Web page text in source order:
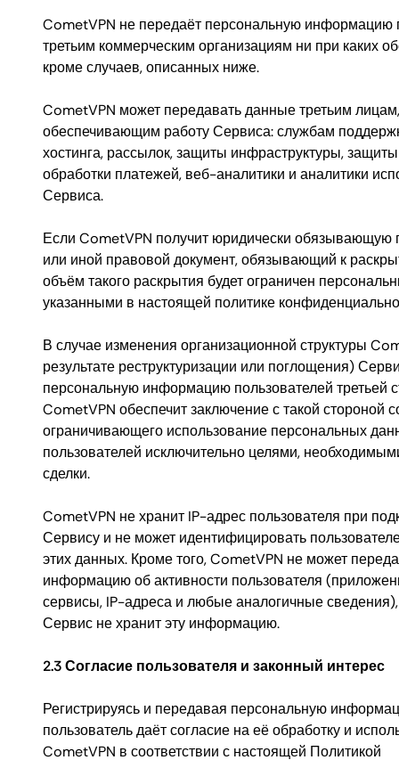
CometVPN не передаёт персональную информацию
третьим коммерческим организациям ни при каких
кроме случаев, описанных ниже.
CometVPN может передавать данные третьим лицам,
обеспечивающим работу Сервиса: службам
хостинга, рассылок, защиты инфраструктуры,
обработки платежей, веб-аналитики и аналитики
Сервиса.
Если CometVPN получит юридически обязывающую
или иной правовой документ, обязывающий к
объём такого раскрытия будет ограничен
указанными в настоящей политике
В случае изменения организационной структуры
результате реструктуризации или поглощения)
персональную информацию пользователей третьей
CometVPN обеспечит заключение с такой стороной
ограничивающего использование персональных
пользователей исключительно целями,
сделки.
CometVPN не хранит IP-адрес пользователя при
Сервису и не может идентифицировать
этих данных. Кроме того, CometVPN не может
информацию об активности пользователя
сервисы, IP-адреса и любые аналогичные сведения),
Сервис не хранит эту информацию.
2.3 Согласие пользователя и законный интерес
Регистрируясь и передавая персональную
пользователь даёт согласие на её обработку и
CometVPN в соответствии с настоящей Политикой